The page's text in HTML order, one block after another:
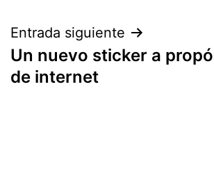
Entrada siguiente
Un nuevo sticker a
de internet